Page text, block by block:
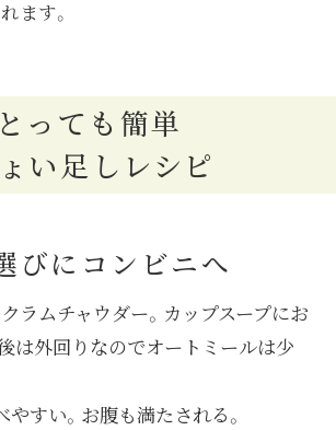
ます。
とっても簡単
い足しレシピ
びにコンビニへ
ラムチャウダー。カップスープにお
は外回りなのでオートミールは少
やすい。お腹も満たされる。